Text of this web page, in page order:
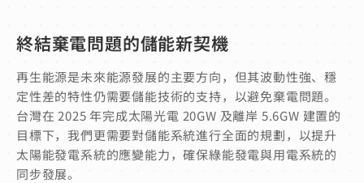
終結棄電問題的儲能新契機
再生能源是未來能源發展的主要方向，但其波動性強、穩
定性差的特性仍需要儲能技術的支持，以避免棄電問題。
台灣在 2025 年完成太陽光電 20GW 及離岸 5.6GW 建置的
目標下，我們更需要對儲能系統進行全面的規劃，以提升
太陽能發電系統的應變能力，確保綠能發電與用電系統的
同步發展。